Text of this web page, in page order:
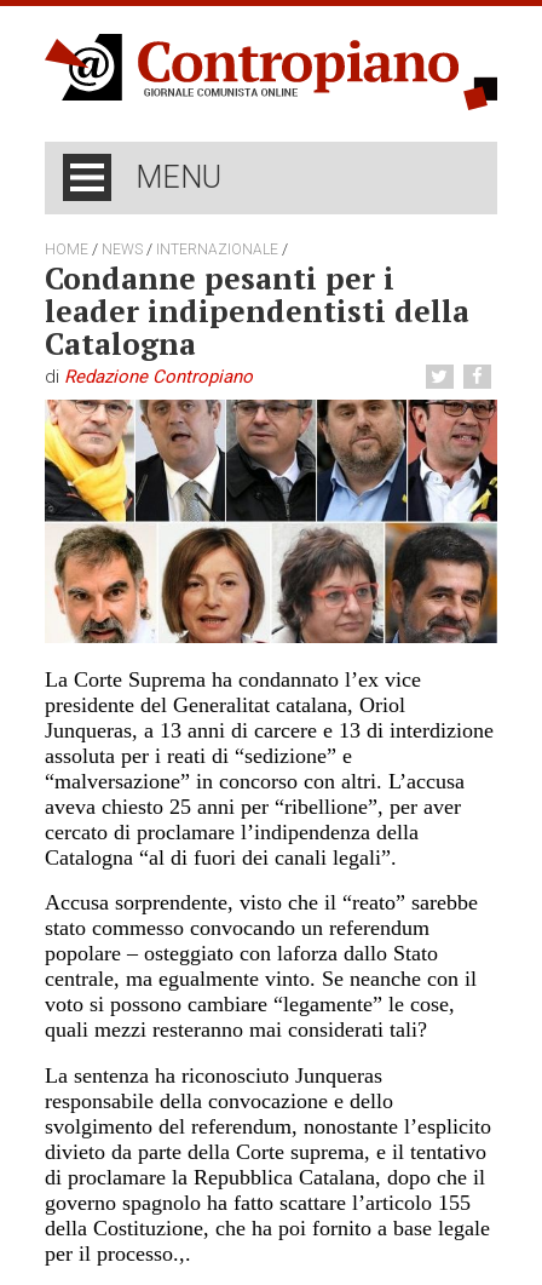
MENU
HOME / NEWS / INTERNAZIONALE /
Condanne pesanti per i
leader indipendentisti della
Catalogna
di Redazione Contropiano
La Corte Suprema ha condannato l’ex vice
presidente del Generalitat catalana, Oriol
Junqueras, a 13 anni di carcere e 13 di interdizione
assoluta per i reati di “sedizione” e
“malversazione” in concorso con altri. L’accusa
aveva chiesto 25 anni per “ribellione”, per aver
cercato di proclamare l’indipendenza della
Catalogna “al di fuori dei canali legali”.
Accusa sorprendente, visto che il “reato” sarebbe
stato commesso convocando un referendum
popolare – osteggiato con laforza dallo Stato
centrale, ma egualmente vinto. Se neanche con il
voto si possono cambiare “legamente” le cose,
quali mezzi resteranno mai considerati tali?
La sentenza ha riconosciuto Junqueras
responsabile della convocazione e dello
svolgimento del referendum, nonostante l’esplicito
divieto da parte della Corte suprema, e il tentativo
di proclamare la Repubblica Catalana, dopo che il
governo spagnolo ha fatto scattare l’articolo 155
della Costituzione, che ha poi fornito a base legale
per il processo.,.